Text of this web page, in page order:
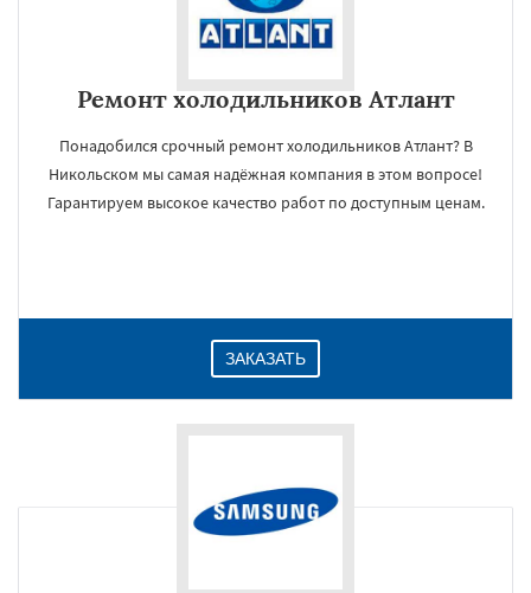
Ремонт холодильников Атлант
Понадобился срочный ремонт холодильников Атлант? В
Никольском мы самая надёжная компания в этом вопросе!
Гарантируем высокое качество работ по доступным ценам.
ЗАКАЗАТЬ